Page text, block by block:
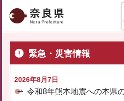
奈良県
緊急・災害情報
2026年8月7日
令和8年熊本地震への本県